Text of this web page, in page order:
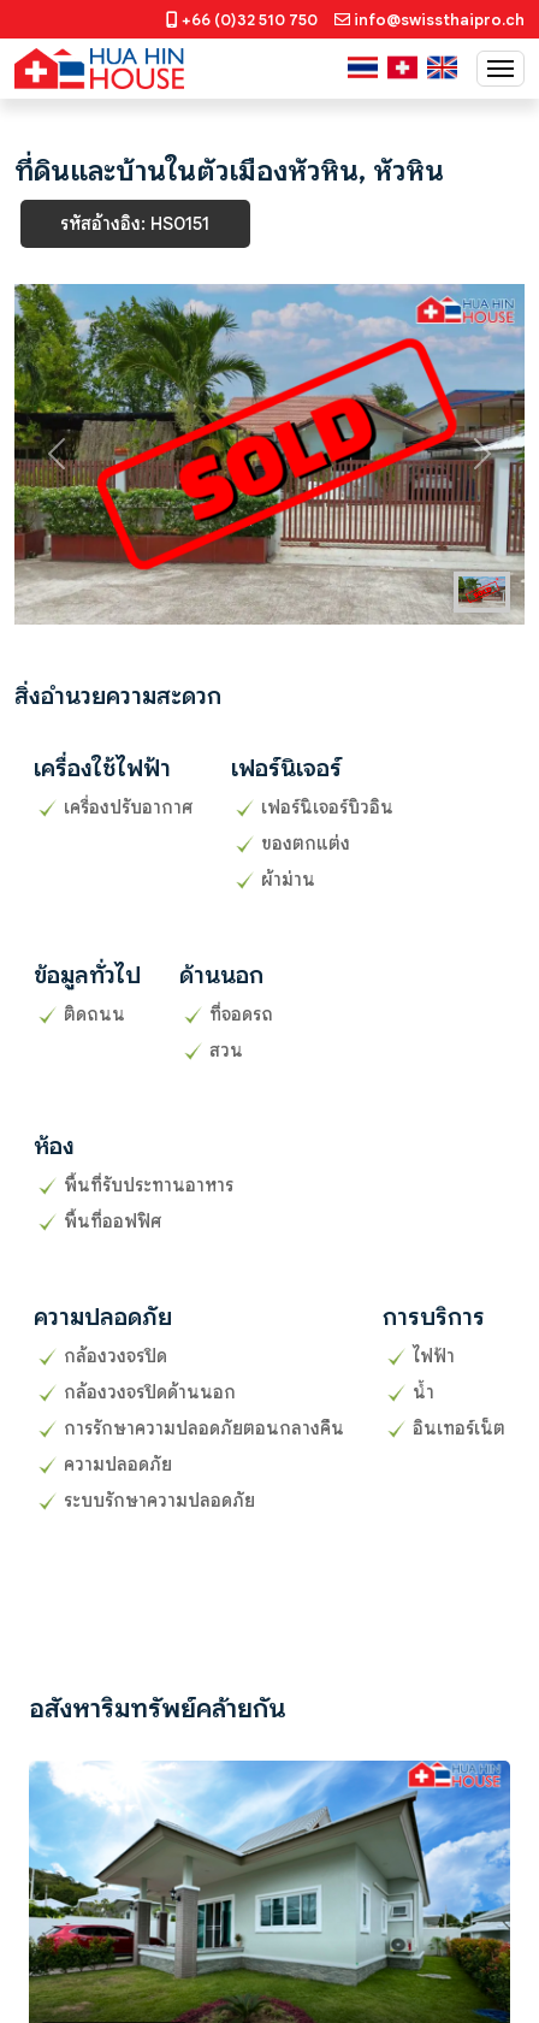
+66 (0)32 510 750 info@swissthaipro.ch
ที่ดินและบ้านในตัวเมืองหัวหิน, หัวหิน
รหัสอ้างอิง: HS0151
Previous Next
สิ่งอำนวยความสะดวก
เครื่องใช้ไฟฟ้า
เครื่องปรับอากาศ
เฟอร์นิเจอร์
เฟอร์นิเจอร์บิวอิน
ของตกแต่ง
ผ้าม่าน
ข้อมูลทั่วไป
ติดถนน
ด้านนอก
ที่จอดรถ
สวน
ห้อง
พื้นที่รับประทานอาหาร
พื้นที่ออฟฟิศ
ความปลอดภัย
กล้องวงจรปิด
กล้องวงจรปิดด้านนอก
การรักษาความปลอดภัยตอนกลางคืน
ความปลอดภัย
ระบบรักษาความปลอดภัย
การบริการ
ไฟฟ้า
น้ำ
อินเทอร์เน็ต
อสังหาริมทรัพย์คล้ายกัน